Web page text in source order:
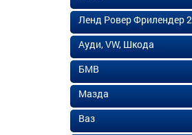
Ленд Ровер Фрилендер 2
Ауди, VW, Шкода
БМВ
Мазда
Ваз